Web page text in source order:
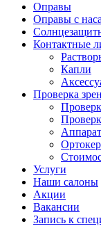
Оправы
Оправы с
Контактные
Капли
Проверка
Услуги
Наши салоны
Акции
Вакансии
Запись к